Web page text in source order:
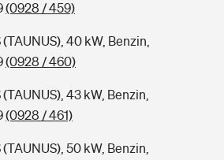
(0928 / 459)
40 kW, Benzin,
(0928 / 460)
43 kW, Benzin,
(0928 / 461)
50 kW, Benzin,